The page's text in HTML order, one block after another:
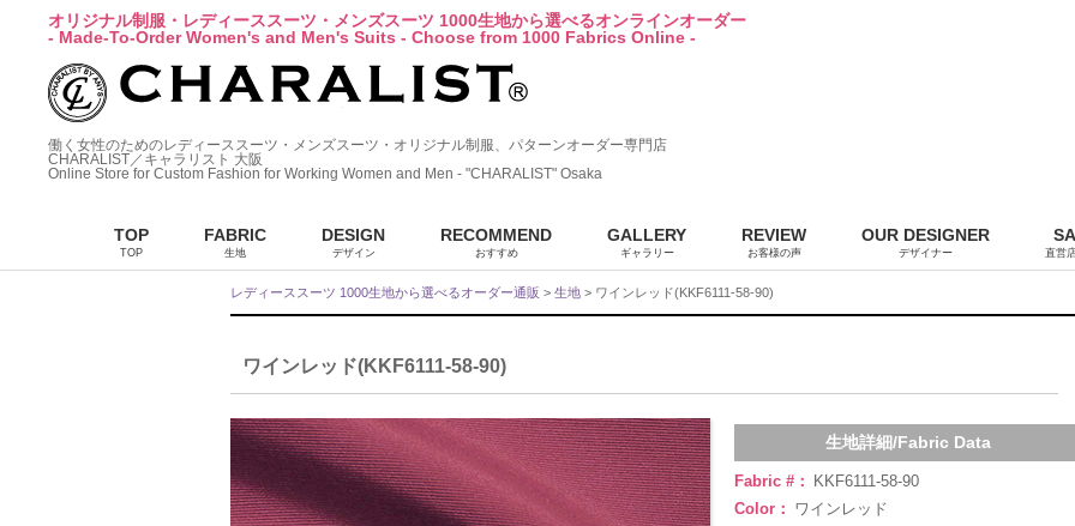
オリジナル制服・レディーススーツ・メンズスーツ 1000生地から選べるオンラインオーダー
- Made-To-Order Women's and Men's Suits - Choose from 1000 Fabrics Online -
働く女性のためのレディーススーツ・メンズスーツ・オリジナル制服、パターンオーダー専門店
CHARALIST／キャラリスト 大阪
Online Store for Custom Fashion for Working Women and Men - "CHARALIST" Osaka
TOP
TOP
FABRIC
生地
DESIGN
デザイン
RECOMMEND
おすすめ
GALLERY
ギャラリー
REVIEW
お客様の声
OUR DESIGNER
デザイナー 直営
レディーススーツ 1000生地から選べるオーダー通販 > 生地 > ワインレッド(KKF6111-58-90)
ワインレッド(KKF6111-58-90)
生地詳細/Fabric Data
Fabric #：
KKF6111-58-90
Color： ワインレッド